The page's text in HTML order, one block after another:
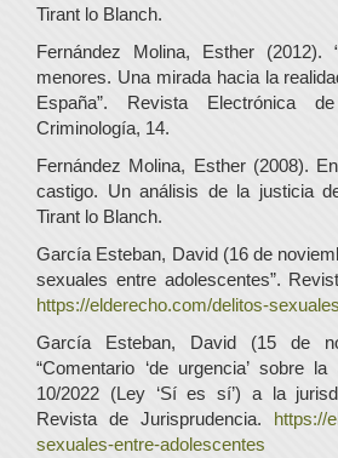
Tirant lo Blanch.
Fernández Molina, Esther (2012).
menores. Una mirada hacia la
España”. Revista Electrónica
Criminología, 14.
Fernández Molina, Esther (2008).
castigo. Un análisis de la justicia
Tirant lo Blanch.
García Esteban, David (16 de
sexuales entre adolescentes”.
https://elderecho.com/delitos-
García Esteban, David (15 de
“Comentario ‘de urgencia’ sobre
10/2022 (Ley ‘Sí es sí’) a la
Revista de Jurisprudencia. https://
sexuales-entre-adolescentes